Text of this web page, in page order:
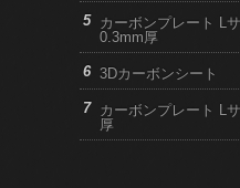
カーボンプレート L
0.3mm厚
3Dカーボンシート
カーボンプレート L
厚